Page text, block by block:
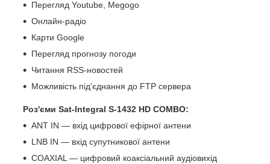
Перегляд Youtube, Megogo
Онлайн-радіо
Карти Google
Перегляд прогнозу погоди
Читання RSS-новостей
Можливість під'єднання до FTP сервера
Роз'єми Sat-Integral S-1432 HD COMBO:
ANT IN — вхід цифрової ефірної антени
LNB IN — вхід супутникової антени
COAXIAL — цифровий коаксіальний аудіовихід